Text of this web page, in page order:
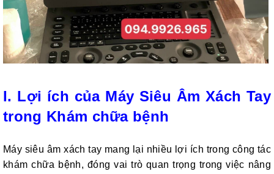
I. Lợi ích của Máy Siêu Âm Xách Tay
trong Khám chữa bệnh
Máy siêu âm xách tay mang lại nhiều lợi ích trong công tác
khám chữa bệnh, đóng vai trò quan trọng trong việc nâng